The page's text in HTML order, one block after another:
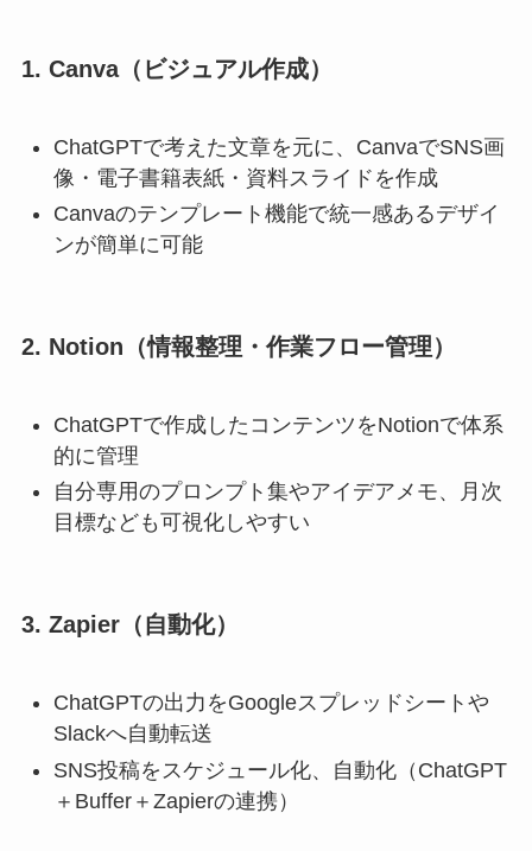
1. Canva（ビジュアル作成）
ChatGPTで考えた文章を元に、CanvaでSNS画
像・電子書籍表紙・資料スライドを作成
Canvaのテンプレート機能で統一感あるデザイ
ンが簡単に可能
2. Notion（情報整理・作業フロー管理）
ChatGPTで作成したコンテンツをNotionで体系
的に管理
自分専用のプロンプト集やアイデアメモ、月次
目標なども可視化しやすい
3. Zapier（自動化）
ChatGPTの出力をGoogleスプレッドシートや
Slackへ自動転送
SNS投稿をスケジュール化、自動化（ChatGPT
＋Buffer＋Zapierの連携）